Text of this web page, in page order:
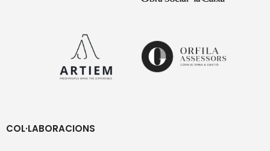
COL·LABORACIONS